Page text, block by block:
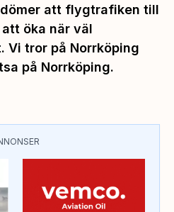
att flygtrafiken till
att öka när väl
Vi tror på Norrköping
på Norrköping.